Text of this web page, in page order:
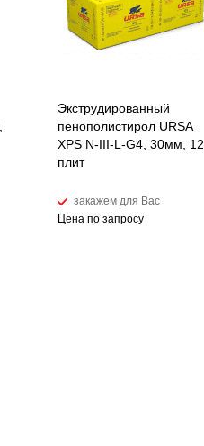
Экструдированный
пенополистирол URSA
XPS N-III-L-G4, 30мм, 12
плит
закажем для Вас
Цена по запросу